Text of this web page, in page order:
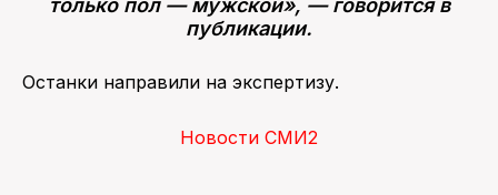
публикации.
Останки направили на экспертизу.
Новости СМИ2